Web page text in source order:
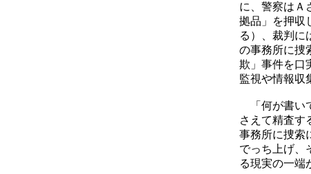
に、警察はＡ
拠品」を押収
る）、裁判に
の事務所に捜
欺」事件を口
監視や情報収
「何が書い
さえて精査す
事務所に捜索
でっち上げ、
る現実の一端